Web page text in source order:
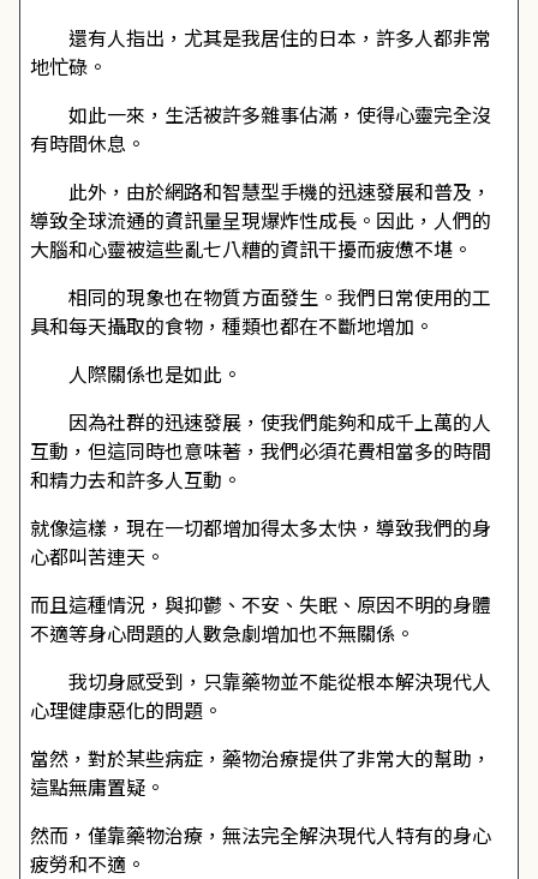
還有人指出，尤其是我居住的日本，許多人都非常
地忙碌。
如此一來，生活被許多雜事佔滿，使得心靈完全沒
有時間休息。
此外，由於網路和智慧型手機的迅速發展和普及，
導致全球流通的資訊量呈現爆炸性成長。因此，人們的
大腦和心靈被這些亂七八糟的資訊干擾而疲憊不堪。
相同的現象也在物質方面發生。我們日常使用的工
具和每天攝取的食物，種類也都在不斷地增加。
人際關係也是如此。
因為社群的迅速發展，使我們能夠和成千上萬的人
互動，但這同時也意味著，我們必須花費相當多的時間
和精力去和許多人互動。
就像這樣，現在一切都增加得太多太快，導致我們的身
心都叫苦連天。
而且這種情況，與抑鬱、不安、失眠、原因不明的身體
不適等身心問題的人數急劇增加也不無關係。
我切身感受到，只靠藥物並不能從根本解決現代人
心理健康惡化的問題。
當然，對於某些病症，藥物治療提供了非常大的幫助，
這點無庸置疑。
然而，僅靠藥物治療，無法完全解決現代人特有的身心
疲勞和不適。